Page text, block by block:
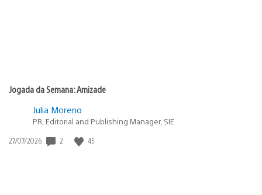
Jogada da Semana: Amizade
Julia Moreno
PR, Editorial and Publishing Manager, SIE
Data
27/07/2026 2 45